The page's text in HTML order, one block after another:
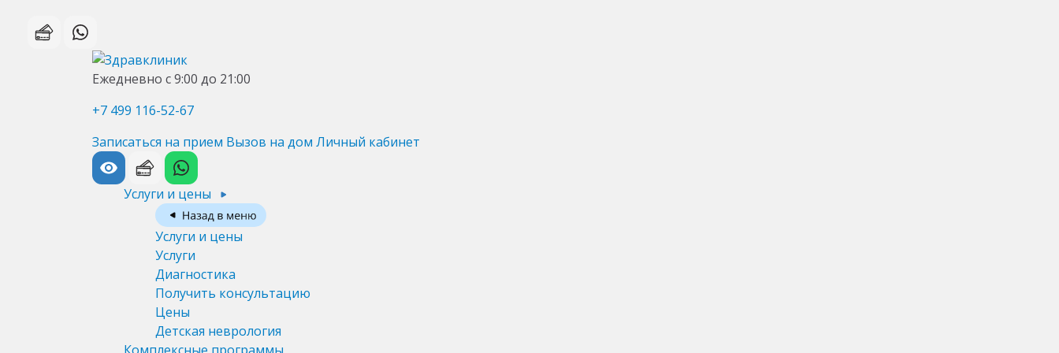
Ежедневно с 9:00 до 21:00
+7 499 116-52-67
Записаться на прием Вызов на дом Личный кабинет
Услуги и цены
Услуги и цены
Услуги
Диагностика
Получить консультацию
Цены
Детская неврология